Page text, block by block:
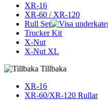
XR-16
XR-60 / XR-120
Rull Set
Trucker Kit
X-Nut
X-Nut XL
Tillbaka
XR-16
XR-60/XR-120 Rullar